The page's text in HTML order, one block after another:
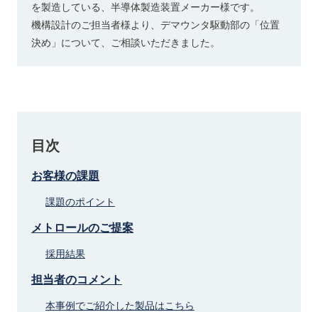
を製造している、半導体製造装置メーカー様です。
機構設計のご担当者様より、デマウンタ駆動部の「位置
決め」について、ご相談いただきました。
目次
お客様の課題
課題のポイント
メトロールのご提案
採用結果
担当者のコメント
本事例でご紹介した製品はこちら